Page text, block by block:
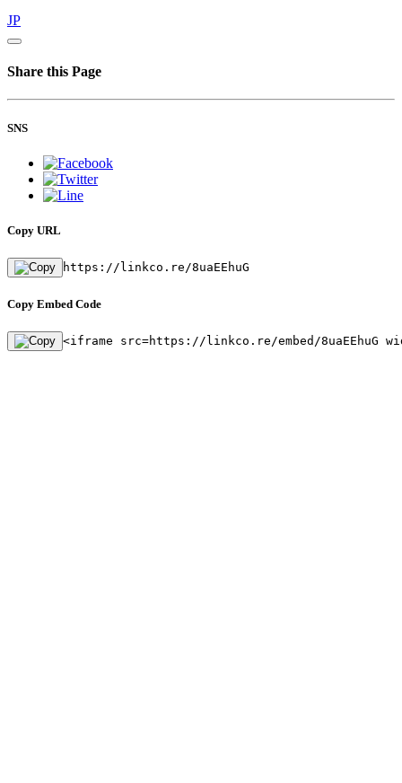
JP
Share this Page
SNS
Copy URL
https://linkco.re/8uaEEhuG
Copy Embed Code
<iframe src=https://linkco.re/embed/8uaEEhuG